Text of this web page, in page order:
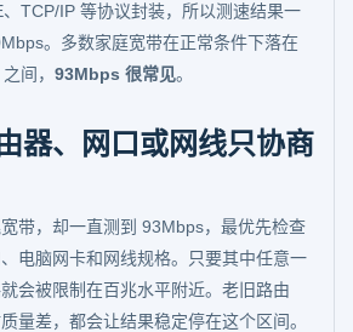
TCP/IP 等协议封装，所以测速结果一
。多数家庭宽带在正常条件下落在
间， 93Mbps 很常见。
器、网口或网线只协商
带，却一直测到 93Mbps，最优先检查
电脑网卡和网线规格。只要其中任意一
会被限制在百兆水平附近。老旧路由
量差，都会让结果稳定停在这个区间。